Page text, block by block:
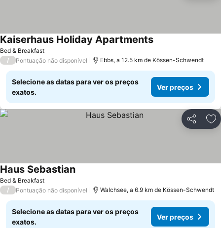
Bed & Breakfast
Kaiserhaus Holiday ApartmentsVer preços
/ Pontuação não disponível Ebbs, a 12.5 km de Kössen-Schwendt
Selecione as datas para ver os preços
exatos.
Ver preços
Partilhar
Bed & Breakfast
Haus SebastianVer preços
/ Pontuação não disponível Walchsee, a 6.9 km de Kössen-Schwendt
Selecione as datas para ver os preços
exatos.
Ver preços